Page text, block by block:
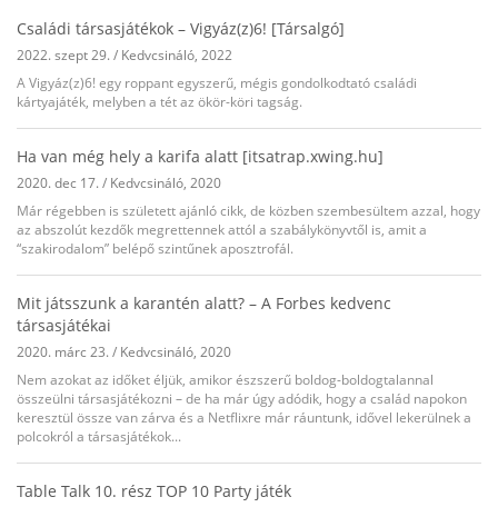
Családi társasjátékok – Vigyáz(z)6! [Társalgó]
2022. szept 29. / Kedvcsináló, 2022
A Vigyáz(z)6! egy roppant egyszerű, mégis gondolkodtató családi
kártyajáték, melyben a tét az ökör-köri tagság.
Ha van még hely a karifa alatt [itsatrap.xwing.hu]
2020. dec 17. / Kedvcsináló, 2020
Már régebben is született ajánló cikk, de közben szembesültem azzal, hogy
az abszolút kezdők megrettennek attól a szabálykönyvtől is, amit a
“szakirodalom” belépő szintűnek aposztrofál.
Mit játsszunk a karantén alatt? – A Forbes kedvenc
társasjátékai
2020. márc 23. / Kedvcsináló, 2020
Nem azokat az időket éljük, amikor észszerű boldog-boldogtalannal
összeülni társasjátékozni – de ha már úgy adódik, hogy a család napokon
keresztül össze van zárva és a Netflixre már ráuntunk, idővel lekerülnek a
polcokról a társasjátékok...
Table Talk 10. rész TOP 10 Party játék